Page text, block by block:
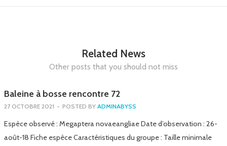
Related News
Other posts that you should not miss
Baleine à bosse rencontre 72
27 OCTOBRE 2021 - POSTED BY ADMINABYSS
Espèce observé : Megaptera novaeangliae Date d’observation : 26-
août-18 Fiche espèce Caractéristiques du groupe : Taille minimale